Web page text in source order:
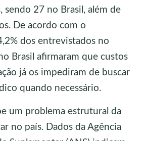
sendo 27 no Brasil, além de
De acordo com o
dos entrevistados no
Brasil afirmaram que custos
já os impediram de buscar
quando necessário.
um problema estrutural da
no país. Dados da Agência